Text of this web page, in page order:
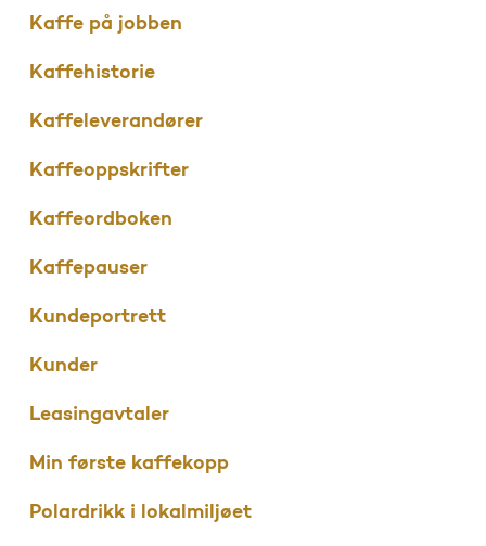
Kaffe på jobben
Kaffehistorie
Kaffeleverandører
Kaffeoppskrifter
Kaffeordboken
Kaffepauser
Kundeportrett
Kunder
Leasingavtaler
Min første kaffekopp
Polardrikk i lokalmiljøet